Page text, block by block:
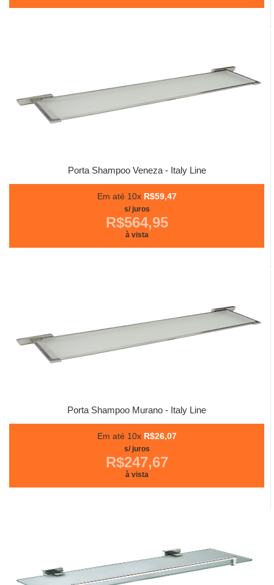
Porta Shampoo Veneza - Italy Line
Em até 10x R$59,47
s/ juros
R$564,95
à vista
Porta Shampoo Murano - Italy Line
Em até 10x R$26,07
s/ juros
R$247,67
à vista